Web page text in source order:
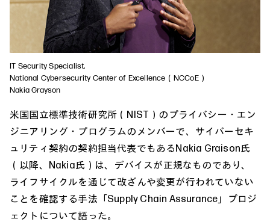
IT Security Specialist,
National Cybersecurity Center of Excellence（NCCoE）
Nakia Grayson
米国国立標準技術研究所（NIST）のプライバシー・エン
ジニアリング・プログラムのメンバーで、サイバーセキ
ュリティ契約の契約担当代表でもあるNakia Graison氏
（以降、Nakia氏）は、デバイスが正規なものであり、
ライフサイクルを通じて改ざんや変更が行われていない
ことを確認する手法「Supply Chain Assurance」プロジ
ェクトについて語った。